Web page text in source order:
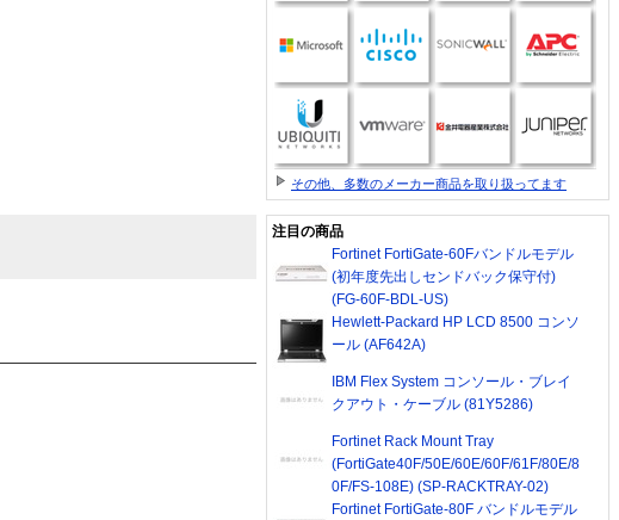
その他、多数のメーカー商品を取り扱ってます
注目の商品
Fortinet FortiGate-60Fバンドルモデル
(初年度先出しセンドバック保守付)
(FG-60F-BDL-US)
Hewlett-Packard HP LCD 8500 コンソ
ール (AF642A)
IBM Flex System コンソール・ブレイ
クアウト・ケーブル (81Y5286)
Fortinet Rack Mount Tray
(FortiGate40F/50E/60E/60F/61F/80E/8
0F/FS-108E) (SP-RACKTRAY-02)
Fortinet FortiGate-80F バンドルモデル